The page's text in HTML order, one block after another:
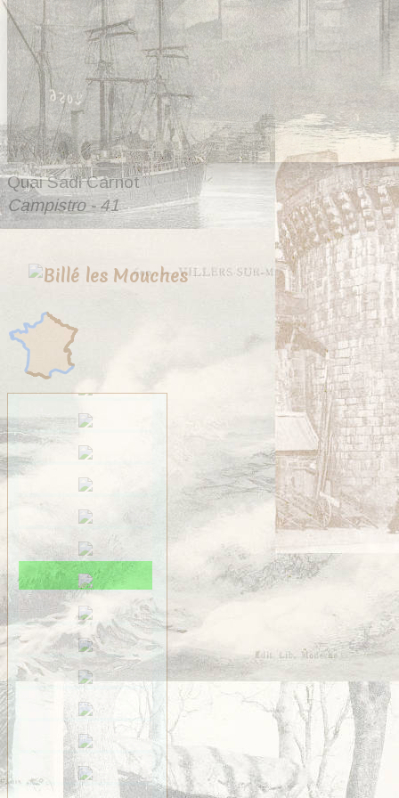
Quai Sadi Carnot
Campistro - 41
20 cartes